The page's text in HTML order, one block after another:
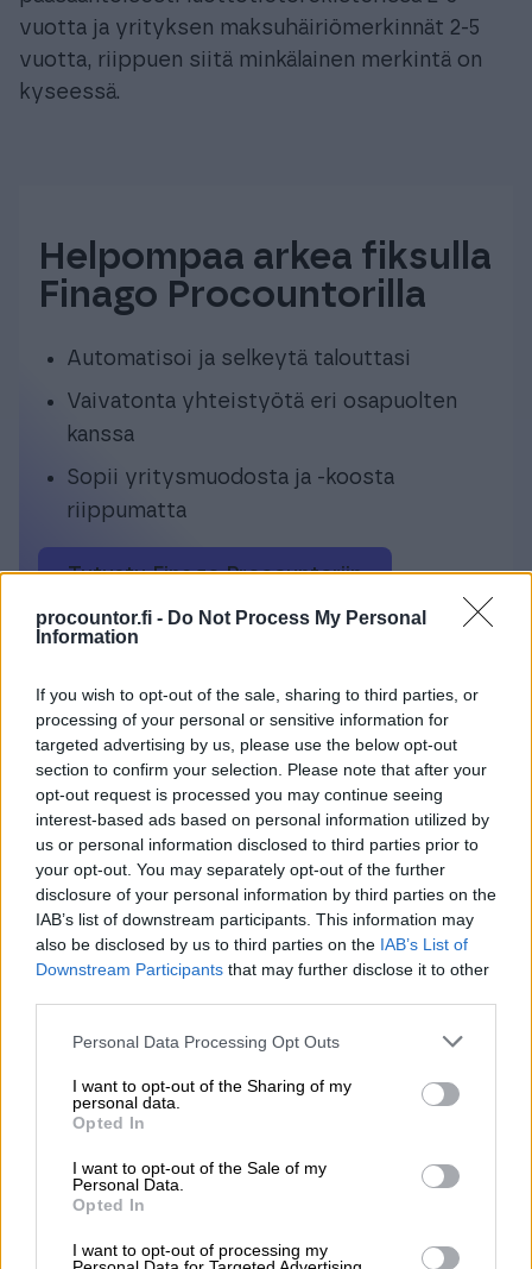
procountor.fi - Do Not Process My Personal
Information
If you wish to opt-out of the sale, sharing to third parties, or
processing of your personal or sensitive information for
targeted advertising by us, please use the below opt-out
section to confirm your selection. Please note that after your
opt-out request is processed you may continue seeing
interest-based ads based on personal information utilized by
us or personal information disclosed to third parties prior to
your opt-out. You may separately opt-out of the further
disclosure of your personal information by third parties on the
IAB’s list of downstream participants. This information may
also be disclosed by us to third parties on the IAB’s List of
Downstream Participants that may further disclose it to other
Please note that this website/app uses one or more Google
not limited to your visit or usage behaviour. You may click to
grant or deny consent to Google and its third-party tags to
use your data for below specified purposes in below Google
consent section.
Personal Data Processing Opt Outs
I want to opt-out of the Sharing of my
personal data.
Opted In
I want to opt-out of the Sale of my
Personal Data.
Opted In
I want to opt-out of processing my
vuotta ja yrityksen maksuhäiriömerkinnät 2-5
vuotta, riippuen siitä minkälainen merkintä on
kyseessä.
Helpompaa arkea fiksulla
Finago Procountorilla
Automatisoi ja selkeytä talouttasi
Vaivatonta yhteistyötä eri osapuolten
kanssa
Sopii yritysmuodosta ja -koosta
riippumatta
Tutustu Finago Procountoriin
Yrittäjän taloushallinnon ja
kirjanpidon ohjelmisto
Yksinkertaista taloushallinnon rutiineja ja
käytä aikasi paremmin. Aloitus nyt
maksutta rajoitetun ajan!
Tutustu Procountoriin
Takaisin etusivulle